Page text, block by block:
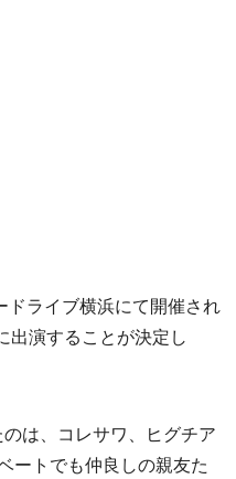
ライブ横浜にて開催され
演することが決定し
は、コレサワ、ヒグチア
ートでも仲良しの親友た